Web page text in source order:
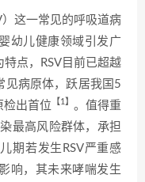
这一常见的呼吸道病
幼儿健康领域引发广
点，RSV目前已超越
见病原体，跃居我国5
检出首位 【1】 。值得重
最高风险群体，承担
期若发生RSV严重感
响，其未来哮喘发生